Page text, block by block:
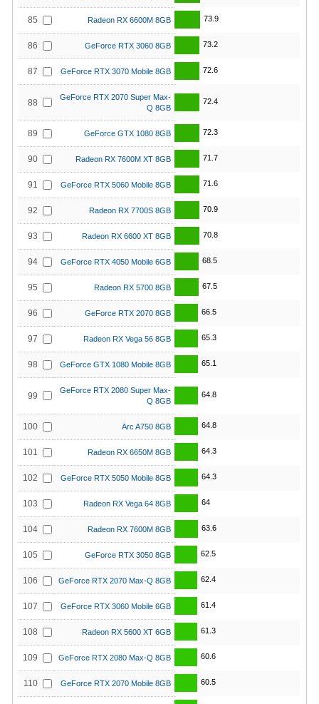
85 Radeon RX 6600M 8GB 73.9
86 GeForce RTX 3060 8GB 73.2
87 GeForce RTX 3070 Mobile 8GB 72.6
88
GeForce RTX 2070 Super Max-
Q 8GB
72.4
89 GeForce GTX 1080 8GB 72.3
90 Radeon RX 7600M XT 8GB 71.7
91 GeForce RTX 5060 Mobile 8GB 71.6
92 Radeon RX 7700S 8GB 70.9
93 Radeon RX 6600 XT 8GB 70.8
94 GeForce RTX 4050 Mobile 6GB 68.5
95 Radeon RX 5700 8GB 67.5
96 GeForce RTX 2070 8GB 66.5
97 Radeon RX Vega 56 8GB 65.3
98 GeForce GTX 1080 Mobile 8GB 65.1
99
GeForce RTX 2080 Super Max-
Q 8GB
64.8
100 Arc A750 8GB 64.8
101 Radeon RX 6650M 8GB 64.3
102 GeForce RTX 5050 Mobile 8GB 64.3
103 Radeon RX Vega 64 8GB 64
104 Radeon RX 7600M 8GB 63.6
105 GeForce RTX 3050 8GB 62.5
106 GeForce RTX 2070 Max-Q 8GB 62.4
107 GeForce RTX 3060 Mobile 6GB 61.4
108 Radeon RX 5600 XT 6GB 61.3
109 GeForce RTX 2080 Max-Q 8GB 60.6
110 GeForce RTX 2070 Mobile 8GB 60.5